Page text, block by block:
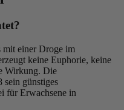
mit einer Droge im
keine Euphorie, keine
Wirkung. Die
sein günstiges
für Erwachsene in